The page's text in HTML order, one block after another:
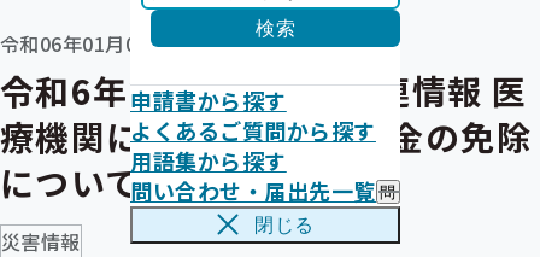
検索
申請書から探す
よくあるご質問から探す
用語集から探す
問い合わせ・届出先一覧 問
い
閉じる
令和06年01月04日
令和6年能登半島地震関連情報 医
療機関における一部負担金の免除
について
災害情報